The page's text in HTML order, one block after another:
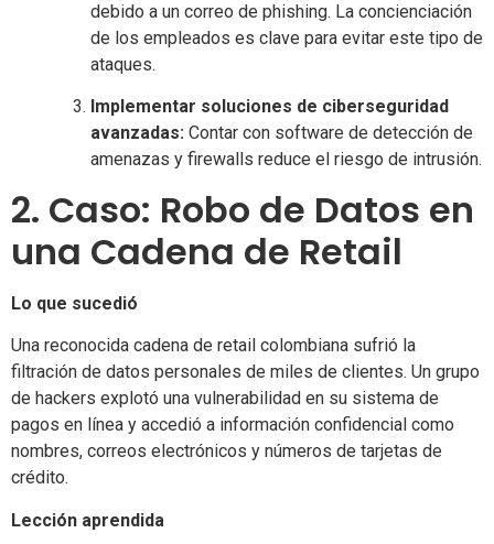
debido a un correo de phishing. La concienciación
de los empleados es clave para evitar este tipo de
ataques.
Implementar soluciones de ciberseguridad
avanzadas: Contar con software de detección de
amenazas y firewalls reduce el riesgo de intrusión.
2. Caso: Robo de Datos en
una Cadena de Retail
Lo que sucedió
Una reconocida cadena de retail colombiana sufrió la
filtración de datos personales de miles de clientes. Un grupo
de hackers explotó una vulnerabilidad en su sistema de
pagos en línea y accedió a información confidencial como
nombres, correos electrónicos y números de tarjetas de
crédito.
Lección aprendida